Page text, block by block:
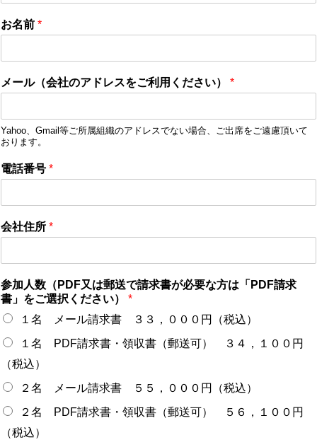
お名前 *
メール（会社のアドレスをご利用ください） *
Yahoo、Gmail等ご所属組織のアドレスでない場合、ご出席をご遠慮頂いて
おります。
電話番号 *
会社住所 *
参加人数（PDF又は郵送で請求書が必要な方は「PDF請求
書」をご選択ください） *
１名 メール請求書 ３３，０００円（税込）
１名 PDF請求書・領収書（郵送可） ３４，１００円
（税込）
２名 メール請求書 ５５，０００円（税込）
２名 PDF請求書・領収書（郵送可） ５６，１００円
（税込）